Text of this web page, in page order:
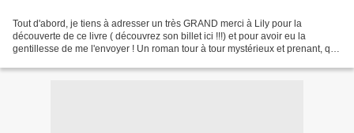
Tout d'abord, je tiens à adresser un très GRAND merci à Lily pour la
découverte de ce livre ( découvrez son billet ici !!!) et pour avoir eu la
gentillesse de me l'envoyer ! Un roman tour à tour mystérieux et prenant, qui